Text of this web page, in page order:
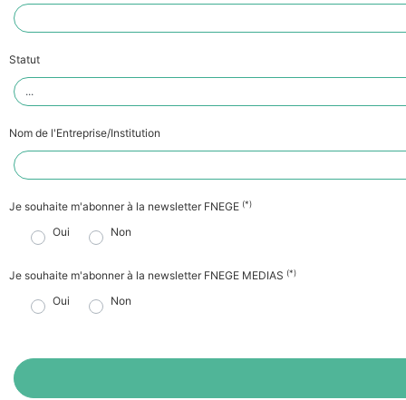
Statut
Nom de l'Entreprise/Institution
Je souhaite m'abonner à la newsletter FNEGE (*)
Oui Non
Je souhaite m'abonner à la newsletter FNEGE MEDIAS (*)
Oui Non